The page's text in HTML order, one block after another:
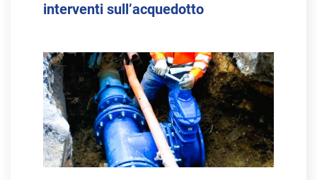
interventi sull’acquedotto